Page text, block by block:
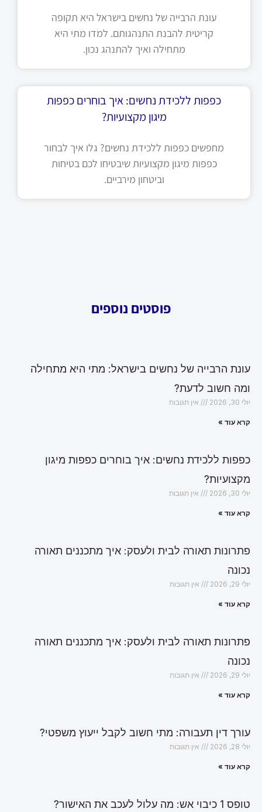
עונת הרבייה של נחשים בישראל היא תקופה
קריטית להבנת התנהגותם. למדו מתי היא
מתחילה ואיך להתנהג נכון.
כפפות ללכידת נחשים: איך בוחרים כפפות
מיגון מקצועיות?
מחפשים כפפות ללכידת נחשים? גלו איך לבחור
כפפות מיגון מקצועיות שיבטיחו לכם בטיחות
וביטחון מירביים.
פוסטים נוספים
עונת הרבייה של נחשים בישראל: מתי היא מתחילה
ומה חשוב לדעת?
יולי 30, 2026 אין תגובות
קרא עוד »
כפפות ללכידת נחשים: איך בוחרים כפפות מיגון
מקצועיות?
יולי 30, 2026 אין תגובות
קרא עוד »
פתרונות תאורה לבית ולעסק: איך מתכננים תאורה
נכונה
יולי 29, 2026 אין תגובות
קרא עוד »
פתרונות תאורה לבית ולעסק: איך מתכננים תאורה
נכונה
יולי 29, 2026 אין תגובות
קרא עוד »
עורך דין תעבורה: מתי חשוב לקבל ייעוץ משפטי?
יולי 28, 2026 אין תגובות
קרא עוד »
טופס 1 כיבוי אש: מה עלול לעכב את האישור?